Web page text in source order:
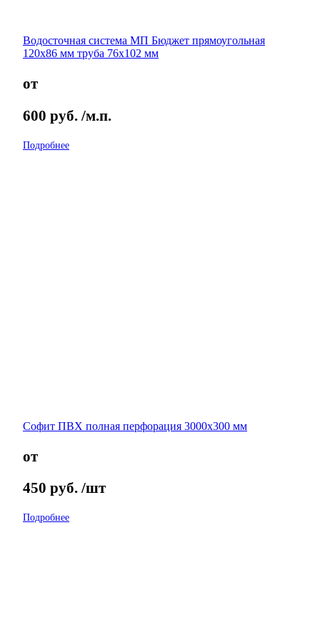
Водосточная система МП Бюджет прямоугольная
120х86 мм труба 76х102 мм
от
600 руб. /м.п.
Подробнее
Софит ПВХ полная перфорация 3000х300 мм
от
450 руб. /шт
Подробнее